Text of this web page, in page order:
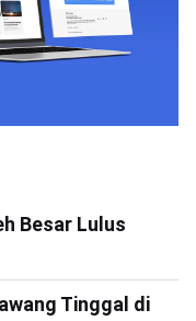
Besar Lulus
Tinggal di